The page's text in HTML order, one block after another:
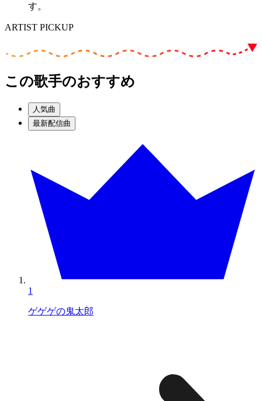
す。
ARTIST PICKUP
この歌手のおすすめ
人気曲
最新配信曲
1
ゲゲゲの鬼太郎